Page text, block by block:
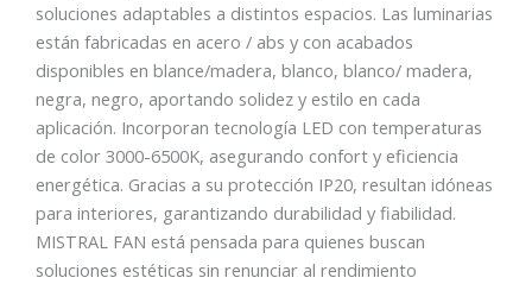
soluciones adaptables a distintos espacios. Las luminarias
están fabricadas en acero / abs y con acabados
disponibles en blance/madera, blanco, blanco/ madera,
negra, negro, aportando solidez y estilo en cada
aplicación. Incorporan tecnología LED con temperaturas
de color 3000-6500K, asegurando confort y eficiencia
energética. Gracias a su protección IP20, resultan idóneas
para interiores, garantizando durabilidad y fiabilidad.
MISTRAL FAN está pensada para quienes buscan
soluciones estéticas sin renunciar al rendimiento